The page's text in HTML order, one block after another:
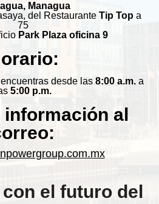
Managua
del RestauranteTip Top a
75
Park Plaza oficina 9
desde las 8:00 a.m. a
5:00 p.m.
información al
el futuro del